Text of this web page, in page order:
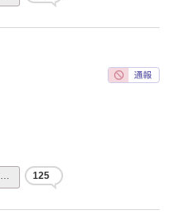
… 125